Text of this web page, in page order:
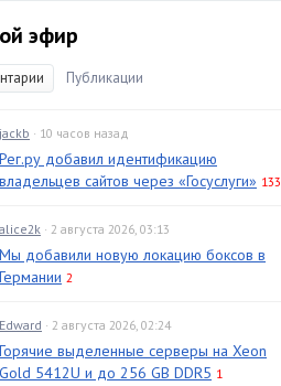
эфир
Публикации
jackb · 10 часов назад
Рег.ру добавил идентификацию
владельцев сайтов через «Госуслуги» 133
alice2k · 2 августа 2026, 03:13
Мы добавили новую локацию боксов в
Германии 2
Edward · 2 августа 2026, 02:24
Горячие выделенные серверы на Xeon
Gold 5412U и до 256 GB DDR5 1